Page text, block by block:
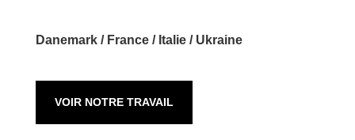
Danemark / France / Italie / Ukraine
VOIR NOTRE TRAVAIL